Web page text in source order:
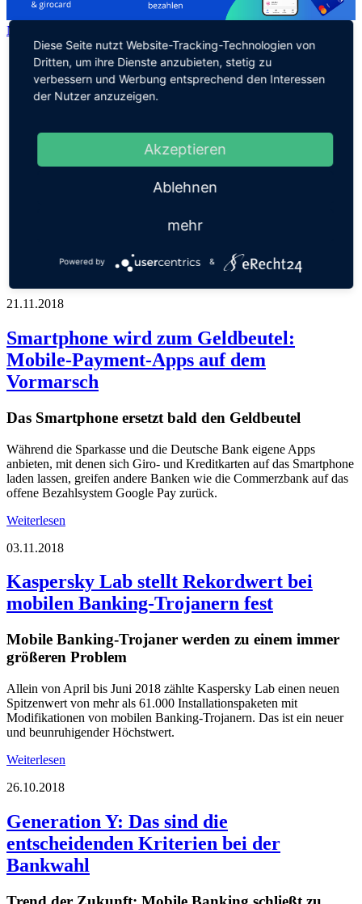
Navigation überspringen
Banking News
Fintech News
Krypto News
Payment News
Insurtech News
Tests & Testsieger
21.11.2018
Smartphone wird zum Geldbeutel:
Mobile-Payment-Apps auf dem
Vormarsch
Das Smartphone ersetzt bald den Geldbeutel
Während die Sparkasse und die Deutsche Bank eigene Apps
anbieten, mit denen sich Giro- und Kreditkarten auf das Smartphone
laden lassen, greifen andere Banken wie die Commerzbank auf das
offene Bezahlsystem Google Pay zurück.
Weiterlesen
03.11.2018
Kaspersky Lab stellt Rekordwert bei
mobilen Banking-Trojanern fest
Mobile Banking-Trojaner werden zu einem immer
größeren Problem
Allein von April bis Juni 2018 zählte Kaspersky Lab einen neuen
Spitzenwert von mehr als 61.000 Installationspaketen mit
Modifikationen von mobilen Banking-Trojanern. Das ist ein neuer
und beunruhigender Höchstwert.
Weiterlesen
26.10.2018
Generation Y: Das sind die
entscheidenden Kriterien bei der
Bankwahl
Diese Seite nutzt Website-Tracking-Technologien von
Dritten, um ihre Dienste anzubieten, stetig zu
verbessern und Werbung entsprechend den Interessen
der Nutzer anzuzeigen.
Akzeptieren
Ablehnen
mehr
Powered by &